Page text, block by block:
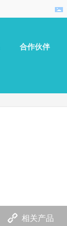
合作伙伴
相关产品